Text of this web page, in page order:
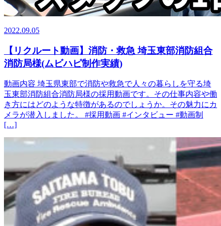
2022.09.05
【リクルート動画】消防・救急 埼玉東部消防組合
消防局様(ムビハピ制作実績)
動画内容 埼玉県東部で消防や救急で人々の暮らしを守る埼
玉東部消防組合消防局様の採用動画です。その仕事内容や働
き方にはどのような特徴があるのでしょうか。その魅力にカ
メラが潜入しました。 #採用動画 #インタビュー #動画制
[…]